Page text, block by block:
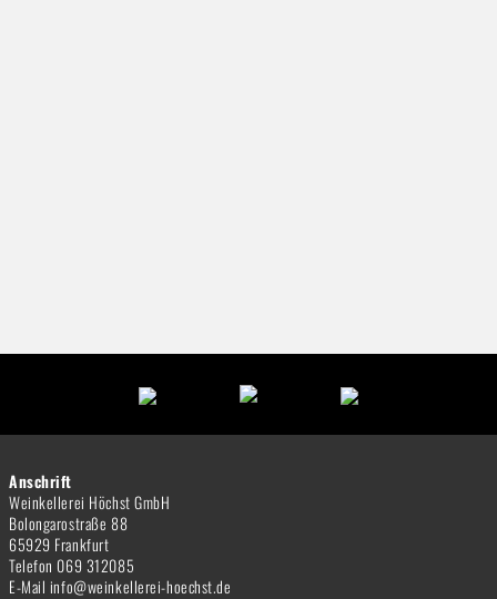
Anschrift
Weinkellerei Höchst GmbH
Bolongarostraße 88
65929 Frankfurt
Telefon 069 312085
E-Mail info@weinkellerei-hoechst.de